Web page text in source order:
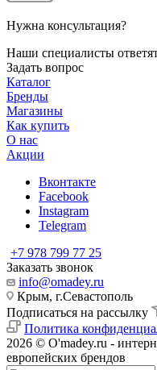
Нужна консультация?
Наши специалисты
Задать вопрос
Каталог
Бренды
Магазины
Как купить
О нас
Акции
Вконтакте
Facebook
Instagram
Telegram
+7 978 799 77 25
Заказать звонок
info@omadey.ru
Крым, г.Севастополь
Подписаться на рассылку
Политика
2026 © O'madey.ru -
европейских брендов